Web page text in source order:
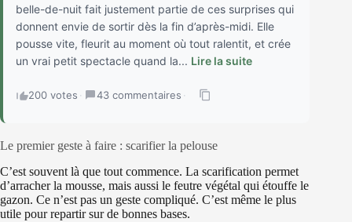
belle-de-nuit fait justement partie de ces surprises qui
donnent envie de sortir dès la fin d’après-midi. Elle
pousse vite, fleurit au moment où tout ralentit, et crée
un vrai petit spectacle quand la... Lire la suite
200 votes · 43 commentaires ·
Le premier geste à faire : scarifier la pelouse
C’est souvent là que tout commence. La scarification permet
d’arracher la mousse, mais aussi le feutre végétal qui étouffe le
gazon. Ce n’est pas un geste compliqué. C’est même le plus
utile pour repartir sur de bonnes bases.